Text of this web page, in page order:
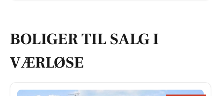
BOLIGER TIL SALG I
VÆRLØSE